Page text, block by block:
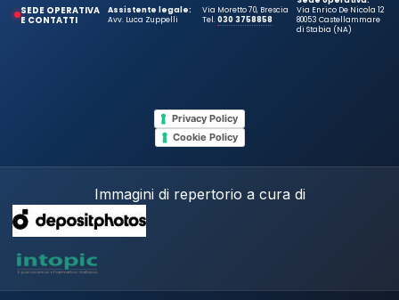
SEDE OPERATIVA
E CONTATTI
Assistente legale:
Avv. Luca Zuppelli
Via Moretto 70, Brescia
Tel.030 3758858
Via Enrico De Nicola 12
80053 Castellammare
di Stabia (NA)
Privacy Policy
Cookie Policy
Immagini di repertorio a cura di